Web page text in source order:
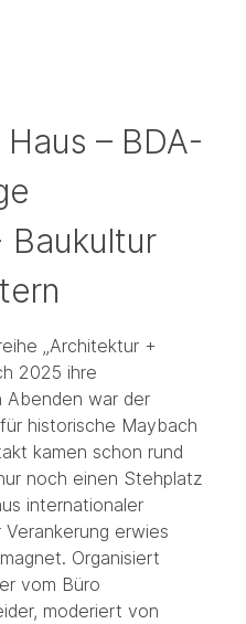
– BDA-
Baukultur
„Architektur +
2025 ihre
Abenden war der
historische Maybach
kamen schon rund
noch einen Stehplatz
internationaler
erwies
Organisiert
vom Büro
moderiert von